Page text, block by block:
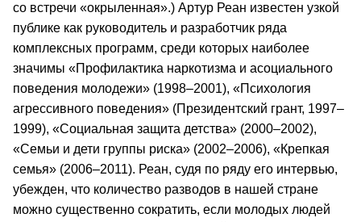
со встречи «окрыленная».) Артур Реан известен узкой
публике как руководитель и разработчик ряда
комплексных программ, среди которых наиболее
значимы «Профилактика наркотизма и асоциального
поведения молодежи» (1998–2001), «Психология
агрессивного поведения» (Президентский грант, 1997–
1999), «Социальная защита детства» (2000–2002),
«Семьи и дети группы риска» (2002–2006), «Крепкая
семья» (2006–2011). Реан, судя по ряду его интервью,
убежден, что количество разводов в нашей стране
можно существенно сократить, если молодых людей